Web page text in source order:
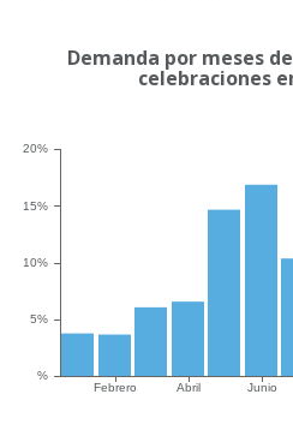
Demanda por meses
celebraciones